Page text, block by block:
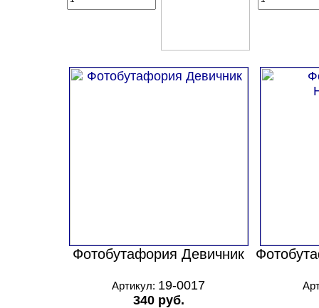
Фотобутафория Девичник
Артикул: 19-0017
340 руб.